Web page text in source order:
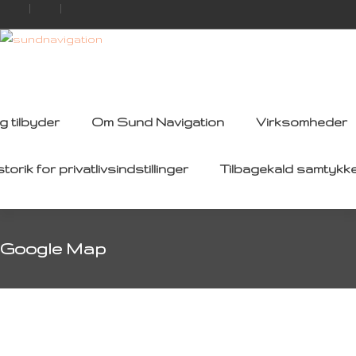
tilbyder Om Sund Navigation Virksomheder
for privatlivsindstillinger Tilbagekald
Google Map